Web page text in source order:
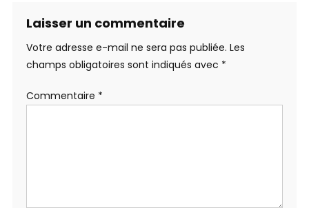
Laisser un commentaire
Votre adresse e-mail ne sera pas publiée. Les
champs obligatoires sont indiqués avec *
Commentaire *